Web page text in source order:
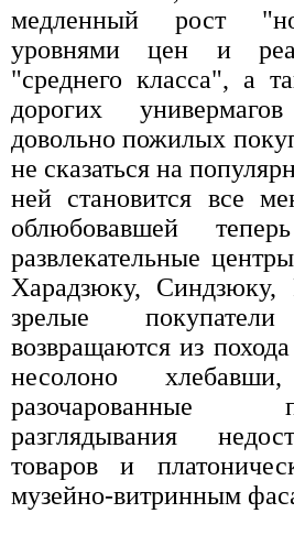
медленный рост
уровнями цен и
"среднего класса", а
дорогих
довольно пожилых
не сказаться на
ней становится все
облюбовавшей
развлекательные
Харадзюку,
зрелые
возвращаются из
несолоно
разглядывания
товаров и
музейно-витринным